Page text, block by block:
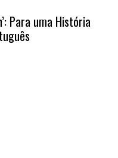
Para uma História